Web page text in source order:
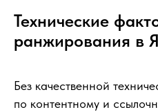
Технические
ранжирования в
Без качественной
по контентному и